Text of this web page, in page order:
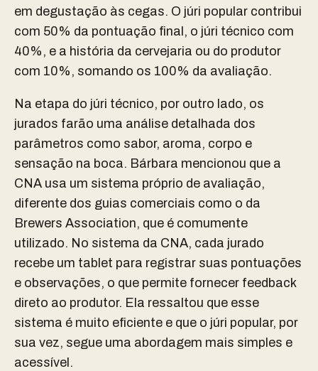
em degustação às cegas. O júri popular contribui
com 50% da pontuação final, o júri técnico com
40%, e a história da cervejaria ou do produtor
com 10%, somando os 100% da avaliação.
Na etapa do júri técnico, por outro lado, os
jurados farão uma análise detalhada dos
parâmetros como sabor, aroma, corpo e
sensação na boca. Bárbara mencionou que a
CNA usa um sistema próprio de avaliação,
diferente dos guias comerciais como o da
Brewers Association, que é comumente
utilizado. No sistema da CNA, cada jurado
recebe um tablet para registrar suas pontuações
e observações, o que permite fornecer feedback
direto ao produtor. Ela ressaltou que esse
sistema é muito eficiente e que o júri popular, por
sua vez, segue uma abordagem mais simples e
acessível.